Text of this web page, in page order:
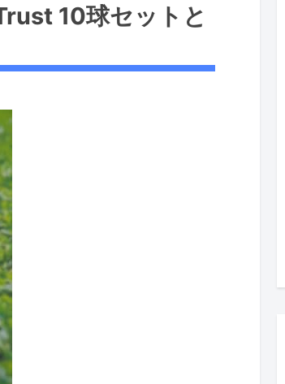
されるモデル）
（コスパ・飛距離の目安）
めしないか
）
用・コース別）
と具体的活用法
ーヤーに向くか
10球セットと